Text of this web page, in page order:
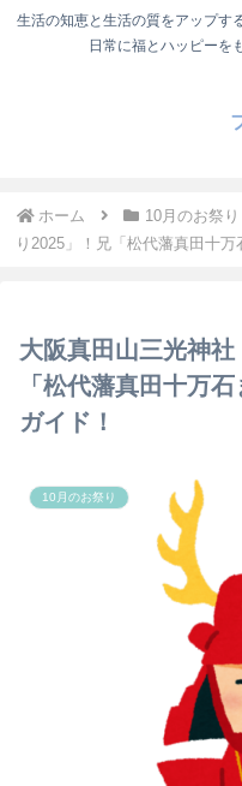
生活の知恵と生活の質をアップす
日常に福とハッピーを
ホーム 10月のお祭り
り2025」！兄「松代藩真田十
大阪真田山三光神
「松代藩真田十万
ガイド！
10月のお祭り